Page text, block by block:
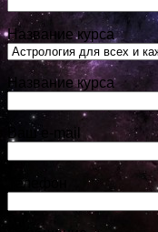
Название курса
Название курса
Ваш e-mail
Телефон